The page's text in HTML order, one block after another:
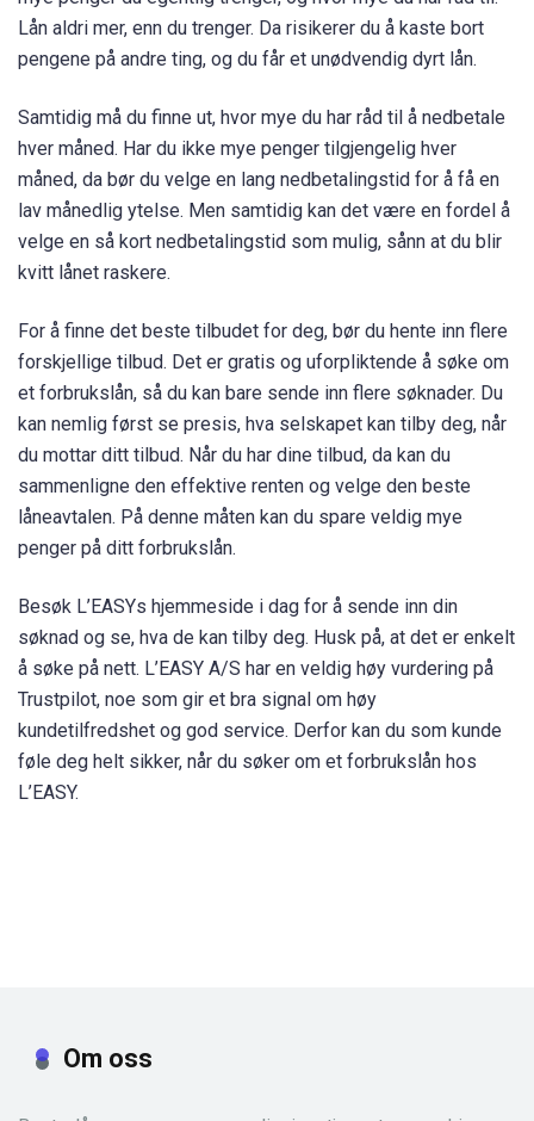
Lån aldri mer, enn du trenger. Da risikerer du å kaste bort
pengene på andre ting, og du får et unødvendig dyrt lån.
Samtidig må du finne ut, hvor mye du har råd til å nedbetale
hver måned. Har du ikke mye penger tilgjengelig hver
måned, da bør du velge en lang nedbetalingstid for å få en
lav månedlig ytelse. Men samtidig kan det være en fordel å
velge en så kort nedbetalingstid som mulig, sånn at du blir
kvitt lånet raskere.
For å finne det beste tilbudet for deg, bør du hente inn flere
forskjellige tilbud. Det er gratis og uforpliktende å søke om
et forbrukslån, så du kan bare sende inn flere søknader. Du
kan nemlig først se presis, hva selskapet kan tilby deg, når
du mottar ditt tilbud. Når du har dine tilbud, da kan du
sammenligne den effektive renten og velge den beste
låneavtalen. På denne måten kan du spare veldig mye
penger på ditt forbrukslån.
Besøk L’EASYs hjemmeside i dag for å sende inn din
søknad og se, hva de kan tilby deg. Husk på, at det er enkelt
å søke på nett. L’EASY A/S har en veldig høy vurdering på
Trustpilot, noe som gir et bra signal om høy
kundetilfredshet og god service. Derfor kan du som kunde
føle deg helt sikker, når du søker om et forbrukslån hos
L’EASY.
Om oss